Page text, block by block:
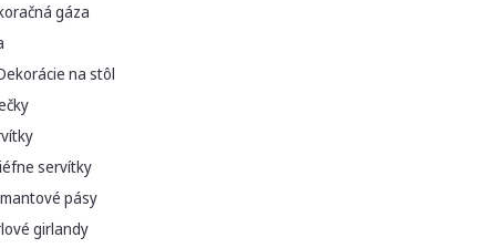
gáza
na stôl
servítky
pásy
girlandy